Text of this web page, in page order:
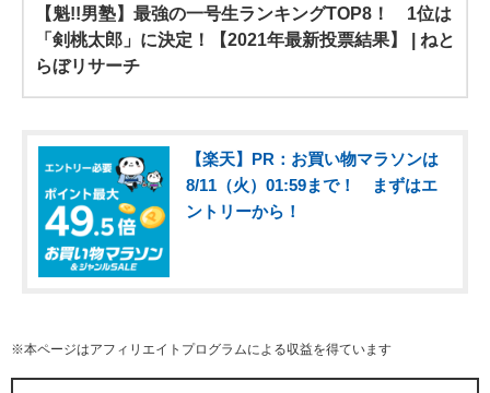
【魁!!男塾】最強の一号生ランキングTOP8！ 1位は
「剣桃太郎」に決定！【2021年最新投票結果】 | ねと
らぼリサーチ
【楽天】PR：お買い物マラソンは
8/11（火）01:59まで！ まずはエ
ントリーから！
※本ページはアフィリエイトプログラムによる収益を得ています